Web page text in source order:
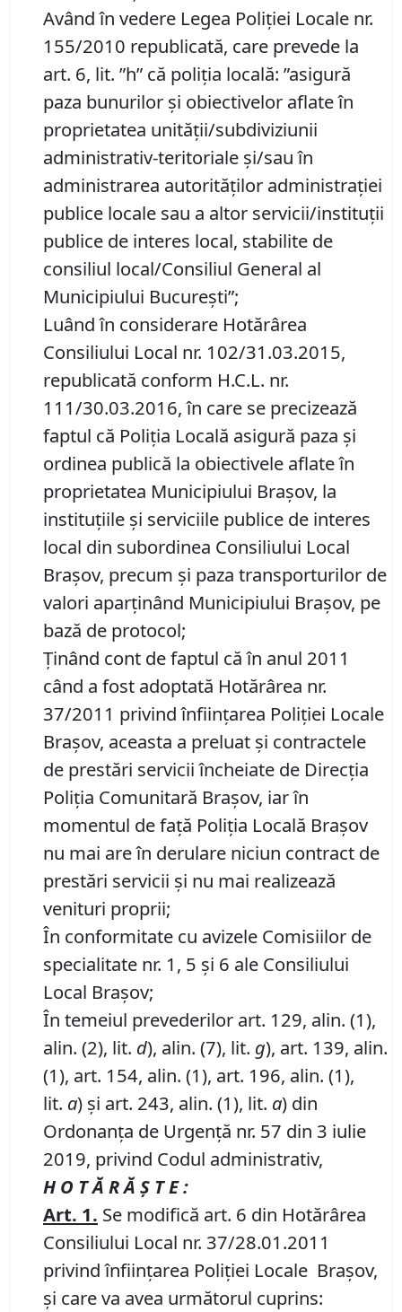
Având în vedere Legea Poliției Locale nr.
155/2010 republicată, care prevede la
art. 6, lit. ”h” că poliția locală: ”asigură
paza bunurilor şi obiectivelor aflate în
proprietatea unităţii/subdiviziunii
administrativ-teritoriale şi/sau în
administrarea autorităţilor administraţiei
publice locale sau a altor servicii/instituţii
publice de interes local, stabilite de
consiliul local/Consiliul General al
Municipiului Bucureşti”;
Luând în considerare Hotărârea
Consiliului Local nr. 102/31.03.2015,
republicată conform H.C.L. nr.
111/30.03.2016, în care se precizează
faptul că Poliția Locală asigură paza și
ordinea publică la obiectivele aflate în
proprietatea Municipiului Brașov, la
instituțiile și serviciile publice de interes
local din subordinea Consiliului Local
Brașov, precum și paza transporturilor de
valori aparținând Municipiului Brașov, pe
bază de protocol;
Ținând cont de faptul că în anul 2011
când a fost adoptată Hotărârea nr.
37/2011 privind înființarea Poliției Locale
Brașov, aceasta a preluat și contractele
de prestări servicii încheiate de Direcția
Poliția Comunitară Brașov, iar în
momentul de față Poliția Locală Brașov
nu mai are în derulare niciun contract de
prestări servicii și nu mai realizează
venituri proprii;
În conformitate cu avizele Comisiilor de
specialitate nr. 1, 5 și 6 ale Consiliului
Local Brașov;
În temeiul prevederilor art. 129, alin. (1),
alin. (2), lit. d), alin. (7), lit. g), art. 139, alin.
(1), art. 154, alin. (1), art. 196, alin. (1),
lit. a) și art. 243, alin. (1), lit. a) din
Ordonanța de Urgență nr. 57 din 3 iulie
2019, privind Codul administrativ,
H O T Ă R Ă Ş T E :
Art. 1. Se modifică art. 6 din Hotărârea
Consiliului Local nr. 37/28.01.2011
privind înfiinţarea Poliţiei Locale Braşov,
şi care va avea următorul cuprins: